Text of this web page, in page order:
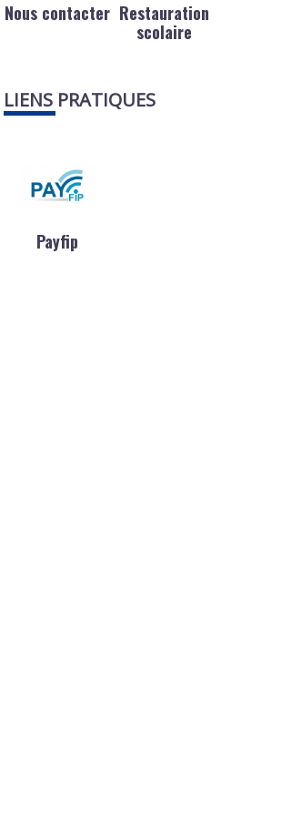
Nous contacter Restauration
scolaire
LIENS PRATIQUES
Payfip